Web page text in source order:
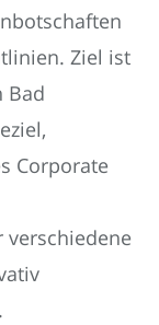
Ziel ist
Bad
Corporate